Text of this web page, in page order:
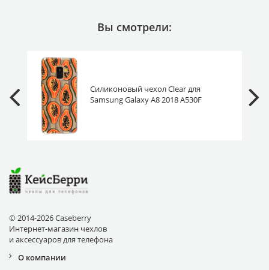
Вы смотрели:
Силиконовый чехол Clear для
Samsung Galaxy A8 2018 A530F
© 2014-2026 Caseberry
Интернет-магазин чехлов
и аксессуаров для телефона
О компании